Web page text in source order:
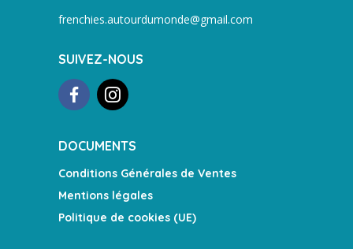
frenchies.autourdumonde@gmail.com
SUIVEZ-NOUS
DOCUMENTS
Conditions Générales de Ventes
Mentions légales
Politique de cookies (UE)